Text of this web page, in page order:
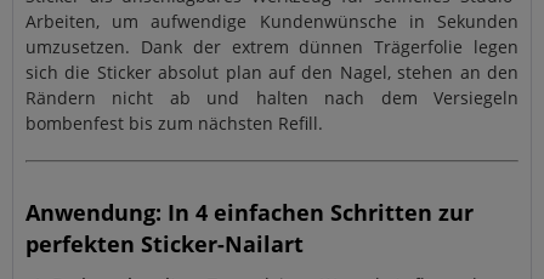
Arbeiten, um aufwendige Kundenwünsche in Sekunden
umzusetzen. Dank der extrem dünnen Trägerfolie legen
sich die Sticker absolut plan auf den Nagel, stehen an den
Rändern nicht ab und halten nach dem Versiegeln
bombenfest bis zum nächsten Refill.
Anwendung: In 4 einfachen Schritten zur
perfekten Sticker-Nailart